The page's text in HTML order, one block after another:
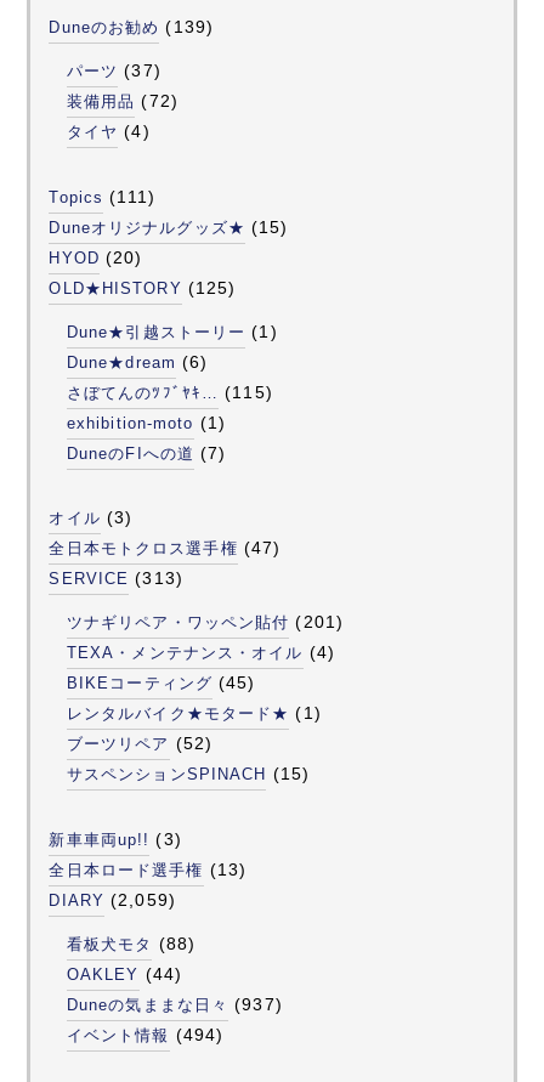
Duneのお勧め (139)
パーツ (37)
装備用品 (72)
タイヤ (4)
Topics (111)
Duneオリジナルグッズ★ (15)
HYOD (20)
OLD★HISTORY (125)
Dune★引越ストーリー (1)
Dune★dream (6)
さぼてんのﾂﾌﾞﾔｷ… (115)
exhibition-moto (1)
DuneのFIへの道 (7)
オイル (3)
全日本モトクロス選手権 (47)
SERVICE (313)
ツナギリペア・ワッペン貼付 (201)
TEXA・メンテナンス・オイル (4)
BIKEコーティング (45)
レンタルバイク★モタード★ (1)
ブーツリペア (52)
サスペンションSPINACH (15)
新車車両up!! (3)
全日本ロード選手権 (13)
DIARY (2,059)
看板犬モタ (88)
OAKLEY (44)
Duneの気ままな日々 (937)
イベント情報 (494)